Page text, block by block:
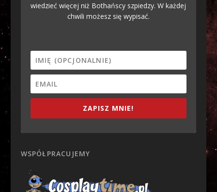
wiedzieć więcej niż Bothańscy szpiedzy. W każdej
chwili możesz się wypisać.
ZAPISZ MNIE!
WSPÓŁPRACUJEMY